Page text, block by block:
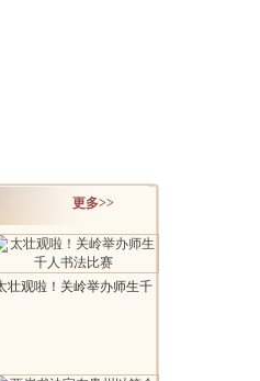
更多>>
壮观啦！关岭举办师生千